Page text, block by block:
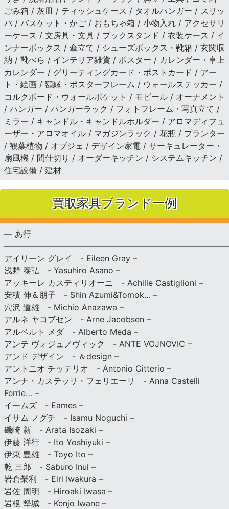
ごみ箱 / 灰皿 / ティッシュケース / タオルハンガー / スリッ
パ / バスケット・かご / おもちゃ箱 / 小物入れ / アクセサリ
ーケース / 文房具・文具 / ブックスタンド / 衣装ケース / イ
ンナーボックス / 傘立て / シューズボックス・靴箱 / 玄関収
納 / 靴べら / インテリア雑貨 / ポスター / カレンダー・卓上
カレンダー / グリーティングカード・ポストカード / アー
ト・絵画 / 額縁・ポスターフレーム / ウォールステッカー /
コルクボード・ウォールポケット / モビール / オーナメント
/ ハンガー / ハンガーラック / フォトフレーム・写真立て /
ミラー / キャンドル・キャンドルホルダー / アロマディフュ
ーザー・アロマオイル / マガジンラック / 花瓶 / プランター
/ 観葉植物 / オブジェ / デザイン家電 / サーキュレーター・
扇風機 / 間仕切り / オーダーキッチン / システムキッチン /
住宅設備 / 建材
買取家具ブランド一例
— あ行
アイリーン グレイ - Eileen Gray –
浅野 泰弘 - Yasuhiro Asano –
アッキーレ カスティリオーニ - Achille Castiglioni –
安積 伸＆朋子 - Shin Azumi&Tomok… –
穴沢 道雄 - Michio Anazawa –
アルネ ヤコブセン - Arne Jacobsen –
アルベルト メダ - Alberto Meda –
アンテ ヴォジュノヴィック - ANTE VOJNOVIC –
アンド デザイン - ＆design –
アントニオ チッテリオ - Antonio Citterio –
アンナ・カステッリ・フェリエーリ - Anna Castelli
Ferrie… –
イームズ - Eames –
イサム ノグチ - Isamu Noguchi –
磯崎 新 - Arata Isozaki –
伊藤 洋行 - Ito Yoshiyuki –
伊東 豊雄 - Toyo Ito –
乾 三郎 - Saburo Inui –
岩倉榮利 - Eiri Iwakura –
岩佐 周明 - Hiroaki Iwasa –
岩根 堅城 - Kenjo Iwane –